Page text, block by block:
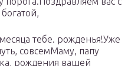
тебе.​​ рожденья!​Уже
совсем​​Маму, папу
рождения вашей